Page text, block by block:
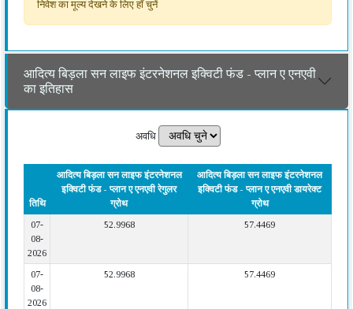
निवेश का मूल्य देखने के लिए हाँ चुनें
आदित्य बिड़ला सन लाइफ इंटरनेशनल इक्विटी फंड - प्लान ए एनएवी
का इतिहास
अवधि
तिथि
आदित्य बिड़ला सन लाइफ इंटरनेशनल
इक्विटी फंड - प्लान ए एनएवी रेगुलर
ग्रोथ
आदित्य बिड़ला सन लाइफ इंटरनेशनल
इक्विटी फंड - प्लान ए एनएवी डायरेक्ट
ग्रोथ
07-
08-
2026
52.9968 57.4469
07-
08-
2026
52.9968 57.4469